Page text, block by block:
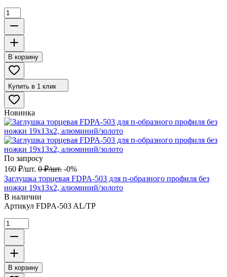
В корзину
Купить в 1 клик
Новинка
По запросу
160 ₽/шт. 0 ₽/шт. -0%
Заглушка торцевая FDPA-503 для п-образного профиля без
ножки 19х13х2, алюминий/золото
В наличии
Артикул FDPA-503 AL/TP
В корзину